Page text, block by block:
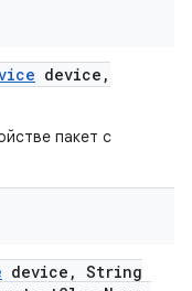
device ,
пакет с
device , String